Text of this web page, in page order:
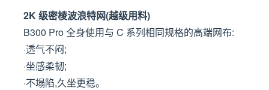
2K 级密棱波浪特网(越级用料)
B300 Pro 全身使用与 C 系列相同规格的高端网布:
·透气不闷;
·坐感柔韧;
·不塌陷,久坐更稳。